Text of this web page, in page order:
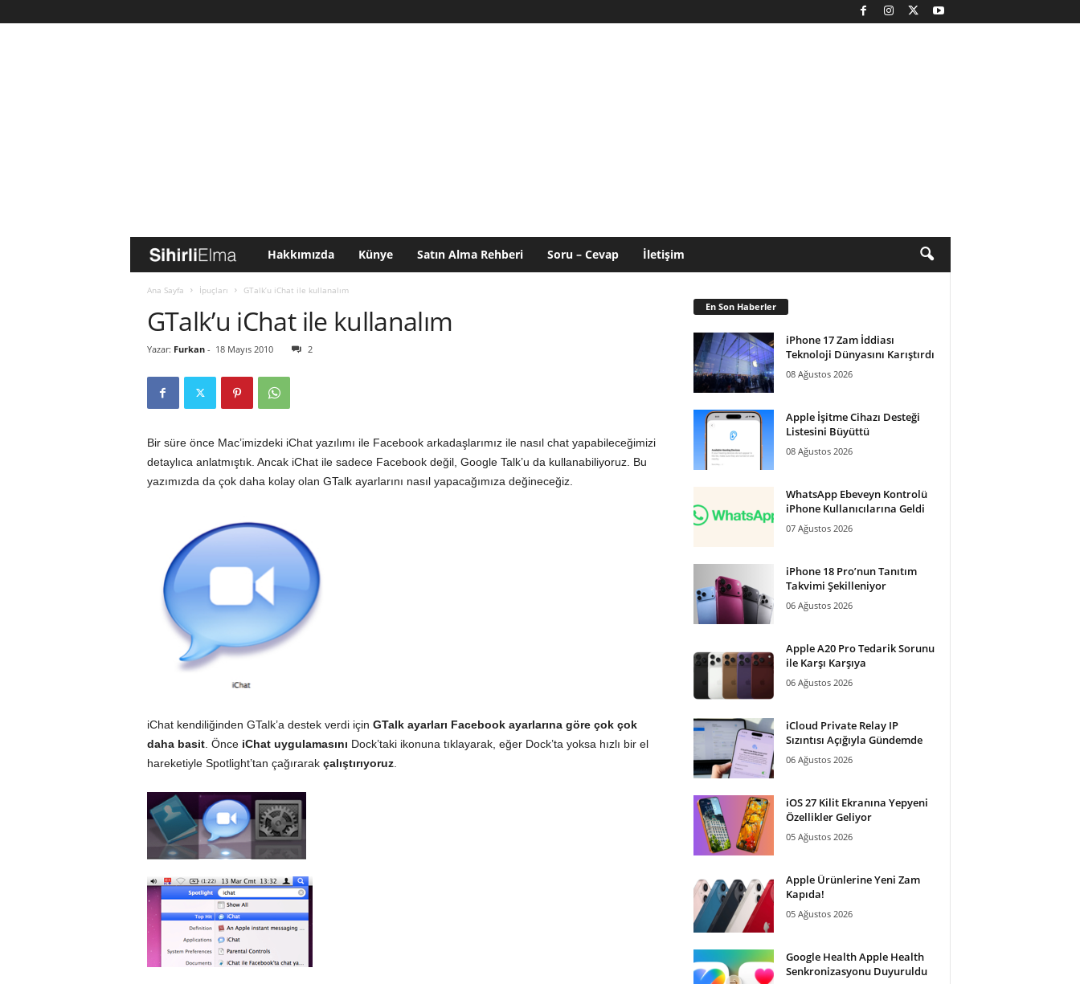
i
i
m
Hakkımızda Künye Satın Alma Rehberi Soru – Cevap İletişim
Ana Sayfa İpuçları GTalk’u iChat ile kullanalım
GTalk’u iChat ile kullanalım
Yazar: Furkan- 18 Mayıs 2010 2
Bir süre önce Mac’imizdeki iChat yazılımı ile Facebook arkadaşlarımız ile nasıl chat yapabileceğimizi
detaylıca anlatmıştık. Ancak iChat ile sadece Facebook değil, Google Talk’u da kullanabiliyoruz. Bu
yazımızda da çok daha kolay olan GTalk ayarlarını nasıl yapacağımıza değineceğiz.
iChat kendiliğinden GTalk’a destek verdi için GTalk ayarları Facebook ayarlarına göre çok çok
daha basit. Önce iChat uygulamasını Dock’taki ikonuna tıklayarak, eğer Dock’ta yoksa hızlı bir el
hareketiyle Spotlight’tan çağırarak çalıştırıyoruz.
En Son Haberler
iPhone 17 Zam İddiası
Teknoloji Dünyasını Karıştırdı
08 Ağustos 2026
Apple İşitme Cihazı Desteği
Listesini Büyüttü
08 Ağustos 2026
WhatsApp Ebeveyn Kontrolü
iPhone Kullanıcılarına Geldi
07 Ağustos 2026
iPhone 18 Pro’nun Tanıtım
Takvimi Şekilleniyor
06 Ağustos 2026
Apple A20 Pro Tedarik Sorunu
ile Karşı Karşıya
06 Ağustos 2026
iCloud Private Relay IP
Sızıntısı Açığıyla Gündemde
06 Ağustos 2026
iOS 27 Kilit Ekranına Yepyeni
Özellikler Geliyor
05 Ağustos 2026
Apple Ürünlerine Yeni Zam
Kapıda!
05 Ağustos 2026
Google Health Apple Health
Senkronizasyonu Duyuruldu